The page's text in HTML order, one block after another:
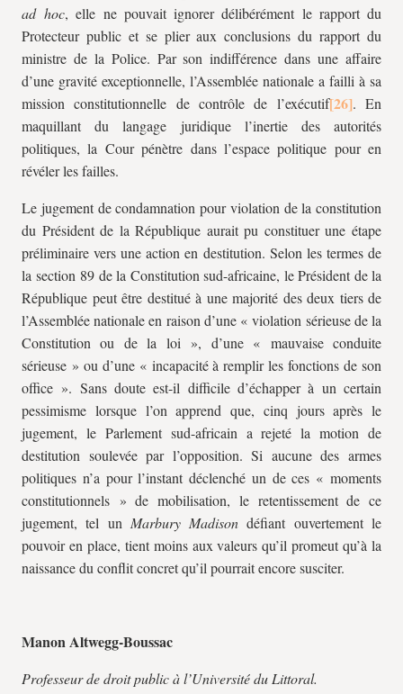
ad hoc, elle ne pouvait ignorer délibérément le rapport du
Protecteur public et se plier aux conclusions du rapport du
ministre de la Police. Par son indifférence dans une affaire
d’une gravité exceptionnelle, l’Assemblée nationale a failli à sa
mission constitutionnelle de contrôle de l’exécutif
. En
maquillant du langage juridique l’inertie des autorités
politiques, la Cour pénètre dans l’espace politique pour en
révéler les failles.
Le jugement de condamnation pour violation de la constitution
du Président de la République aurait pu constituer une étape
préliminaire vers une action en destitution. Selon les termes de
la section 89 de la Constitution sud-africaine, le Président de la
République peut être destitué à une majorité des deux tiers de
l’Assemblée nationale en raison d’une « violation sérieuse de la
Constitution ou de la loi », d’une « mauvaise conduite
sérieuse » ou d’une « incapacité à remplir les fonctions de son
office ». Sans doute est-il difficile d’échapper à un certain
pessimisme lorsque l’on apprend que, cinq jours après le
jugement, le Parlement sud-africain a rejeté la motion de
destitution soulevée par l’opposition. Si aucune des armes
politiques n’a pour l’instant déclenché un de ces « moments
constitutionnels » de mobilisation, le retentissement de ce
jugement, tel un Marbury Madison défiant ouvertement le
pouvoir en place, tient moins aux valeurs qu’il promeut qu’à la
naissance du conflit concret qu’il pourrait encore susciter.
Manon Altwegg-Boussac
Professeur de droit public à l’Université du Littoral.